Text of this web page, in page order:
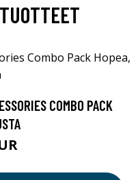
COMBO PACK